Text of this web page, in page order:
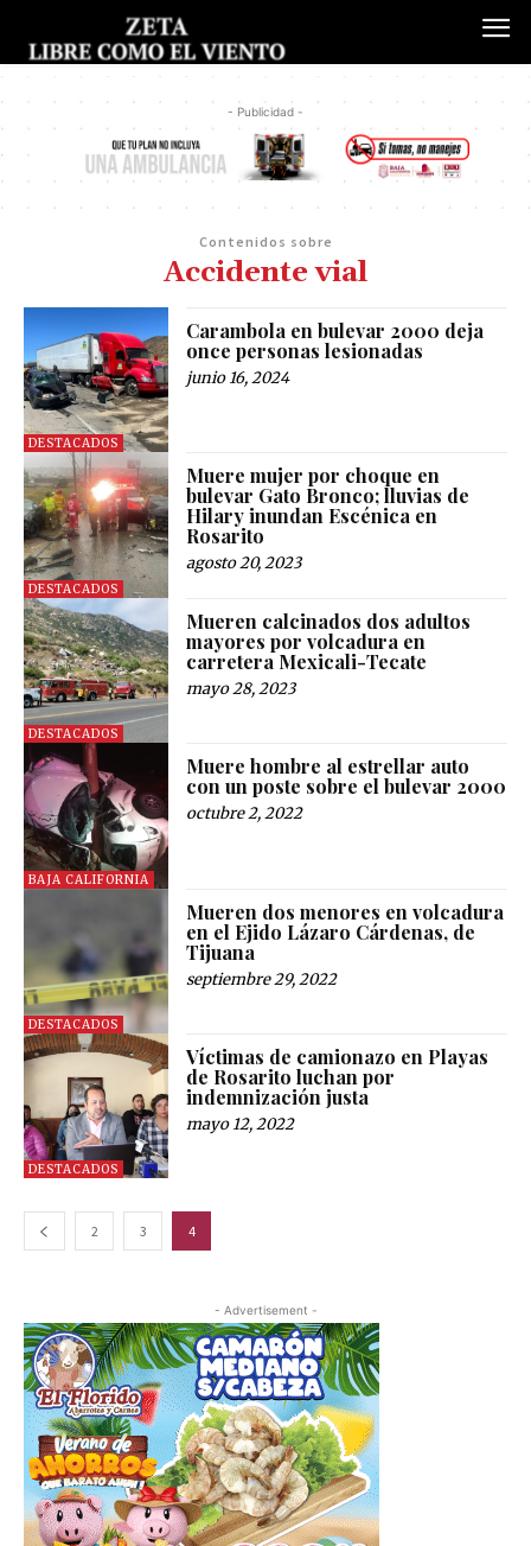
- Publicidad -
Contenidos sobre
Accidente vial
DESTACADOS
Carambola en bulevar 2000 deja
once personas lesionadas
junio 16, 2024
DESTACADOS
Muere mujer por choque en
bulevar Gato Bronco; lluvias de
Hilary inundan Escénica en
Rosarito
agosto 20, 2023
DESTACADOS
Mueren calcinados dos adultos
mayores por volcadura en
carretera Mexicali-Tecate
mayo 28, 2023
BAJA CALIFORNIA
Muere hombre al estrellar auto
con un poste sobre el bulevar 2000
octubre 2, 2022
DESTACADOS
Mueren dos menores en volcadura
en el Ejido Lázaro Cárdenas, de
Tijuana
septiembre 29, 2022
DESTACADOS
Víctimas de camionazo en Playas
de Rosarito luchan por
indemnización justa
mayo 12, 2022
2 3 4
- Advertisement -